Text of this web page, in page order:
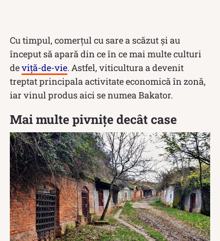
Cu timpul, comerțul cu sare a scăzut și au
început să apară din ce în ce mai multe culturi
deviță-de-vie. Astfel, viticultura a devenit
treptat principala activitate economică în zonă,
iar vinul produs aici se numea Bakator.
Mai multe pivnițe decât case